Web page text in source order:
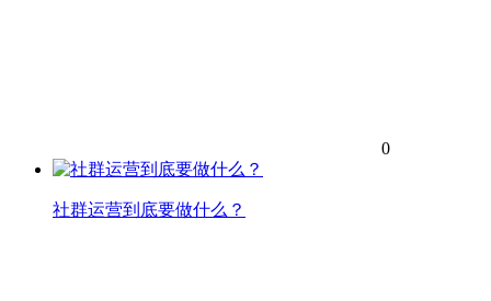
0
社群运营到底要做什么？